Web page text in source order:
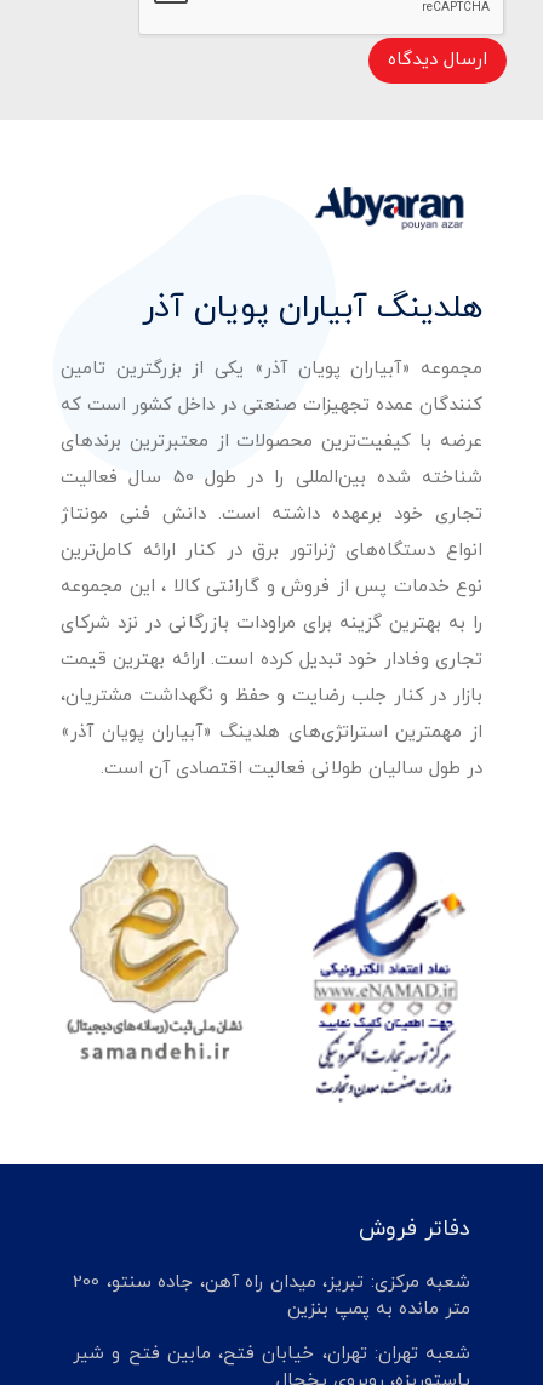
ارسال دیدگاه
هلدینگ آبیاران پویان آذر
مجموعه «آبیاران پویان آذر» یکی از بزرگترین تامین
کنندگان عمده تجهیزات صنعتی در داخل کشور است که
عرضه با کیفیت‌ترین محصولات از معتبرترین برندهای
شناخته شده بین‌المللی را در طول 50 سال فعالیت
تجاری خود برعهده داشته است. دانش فنی مونتاژ
انواع دستگاه‌های ژنراتور برق در کنار ارائه کامل‌ترین
نوع خدمات پس از فروش و گارانتی کالا ، این مجموعه
را به بهترین گزینه برای مراودات بازرگانی در نزد شرکای
تجاری وفادار خود تبدیل کرده است. ارائه بهترین قیمت
بازار در کنار جلب رضایت و حفظ و نگهداشت مشتریان،
از مهمترین استراتژی‌های هلدینگ «آبیاران پویان آذر»
در طول سالیان طولانی فعالیت اقتصادی آن است.
دفاتر فروش
شعبه مرکزی: تبریز، میدان راه آهن، جاده سنتو، 200
متر مانده به پمپ بنزین
شعبه تهران: تهران، خیابان فتح، مابین فتح و شیر